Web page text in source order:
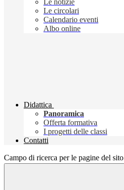
Le notizie
Le circolari
Calendario eventi
Albo online
Didattica
Panoramica
Offerta formativa
I progetti delle classi
Contatti
Campo di ricerca per le pagine del sito